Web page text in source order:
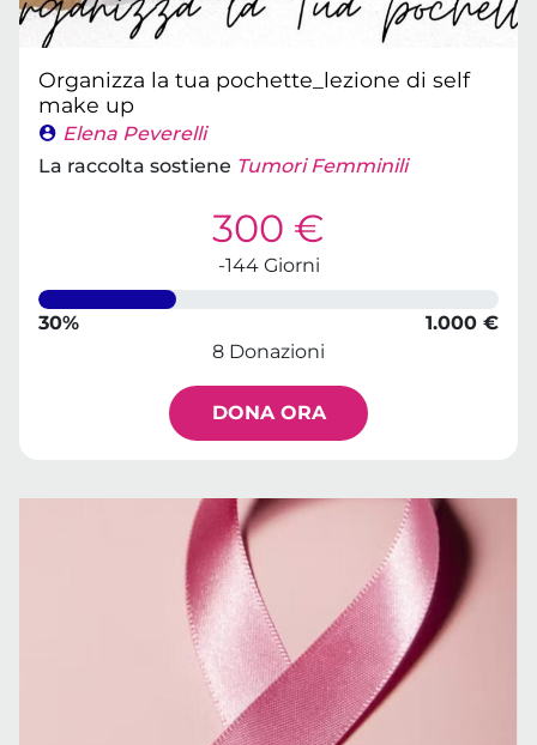
Organizza la tua pochette_lezione di self
make up
Elena Peverelli
La raccolta sostiene Tumori Femminili
300 €
-144 Giorni
30%
1.000 €
8 Donazioni
DONA ORA